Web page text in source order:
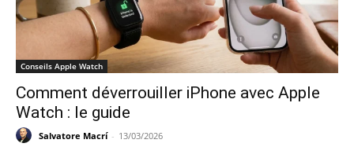
Conseils Apple Watch
Comment déverrouiller iPhone avec Apple
Watch : le guide
Salvatore Macrí - 13/03/2026